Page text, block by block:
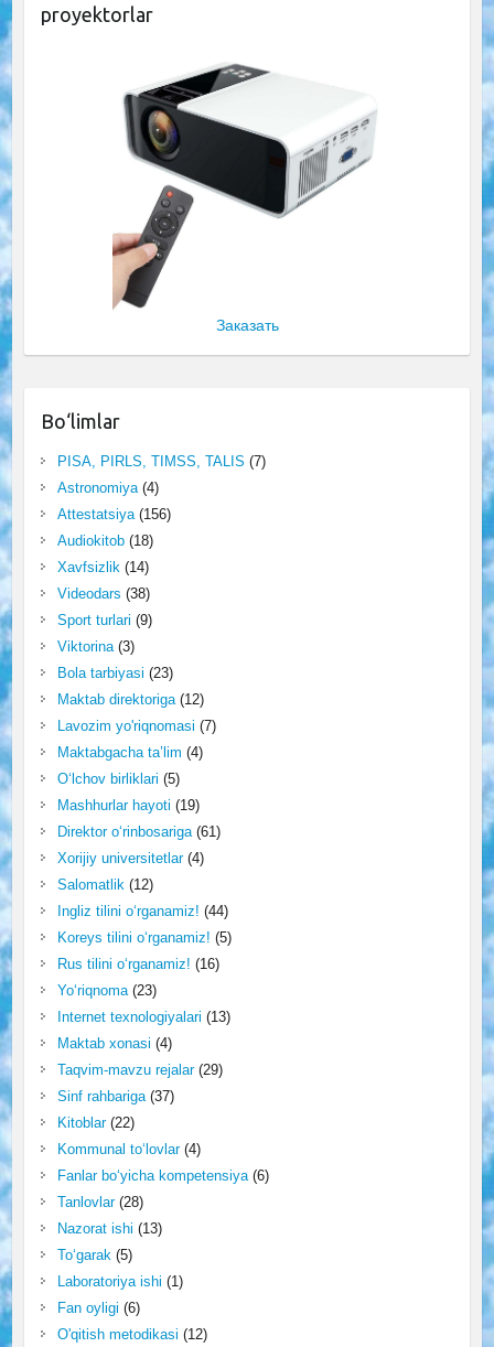
proyektorlar
Заказать
Bo‘limlar
PISA, PIRLS, TIMSS, TALIS (7)
Astronomiya(4)
Attestatsiya(156)
Audiokitob(18)
Xavfsizlik(14)
Videodars (38)
Sport turlari (9)
Viktorina(3)
Bola tarbiyasi (23)
Maktab direktoriga(12)
Lavozim yo'riqnomasi (7)
Maktabgacha ta’lim (4)
O‘lchov birliklari (5)
Mashhurlar hayoti (19)
Direktor o‘rinbosariga(61)
Xorijiy universitetlar(4)
Salomatlik(12)
Ingliz tilini o‘rganamiz! (44)
Koreys tilini o‘rganamiz! (5)
Rus tilini o‘rganamiz! (16)
Yo‘riqnoma(23)
Internet texnologiyalari (13)
Maktab xonasi (4)
Taqvim-mavzu rejalar(29)
Sinf rahbariga(37)
Kitoblar(22)
Kommunal to‘lovlar(4)
Fanlar bo‘yicha kompetensiya(6)
Tanlovlar(28)
Nazorat ishi (13)
To‘garak(5)
Laboratoriya ishi (1)
Fan oyligi (6)
O'qitish metodikasi (12)